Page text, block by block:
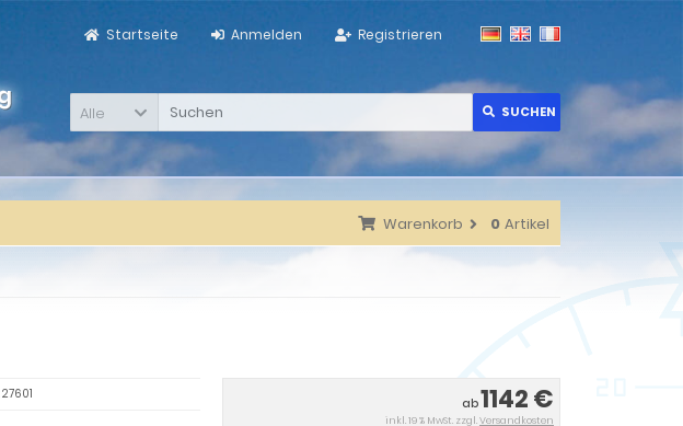
Registrieren
Anmelden
Startseite
Alle SUCHEN
Warenkorb 0 Artikel
ab1142 €
inkl. 19 % MwSt. zzgl.Versandkosten
27601